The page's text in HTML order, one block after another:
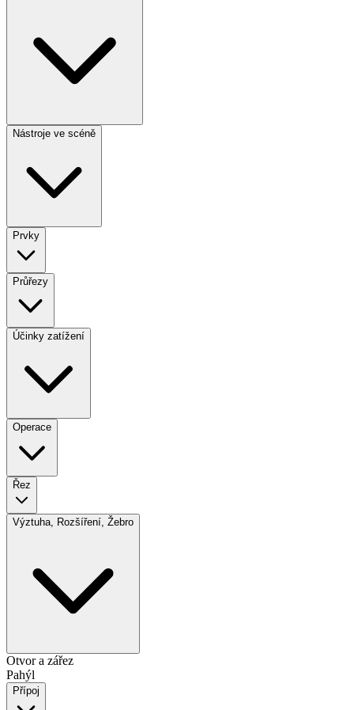
Nástroje ve scéně
Prvky
Průřezy
Účinky zatížení
Operace
Řez
Výztuha, Rozšíření, Žebro
Otvor a zářez
Pahýl
Přípoj